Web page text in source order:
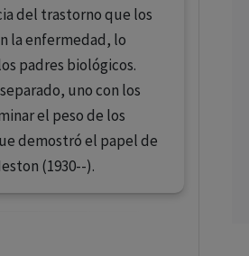
del trastorno que los
la enfermedad, lo
padres biológicos.
uno con los
el peso de los
demostró el papel de
(1930--).